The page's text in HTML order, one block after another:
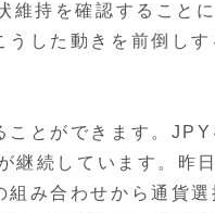
持を確認すること
した動きを前倒し
とができます。
継続しています。昨
み合わせから通貨